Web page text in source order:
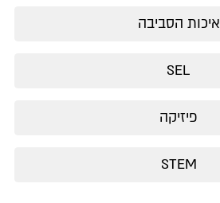
איכות הסביבה
SEL
פיזיקה
STEM